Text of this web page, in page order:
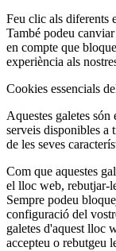
Feu clic als diferents
També podeu
en compte que
experiència als
Cookies essencials
Aquestes galetes són
serveis disponibles a
de les seves
Com que aquestes
el lloc web, rebutjar-
Sempre podeu
configuració del
galetes d'aquest lloc
accepteu o rebutgeu